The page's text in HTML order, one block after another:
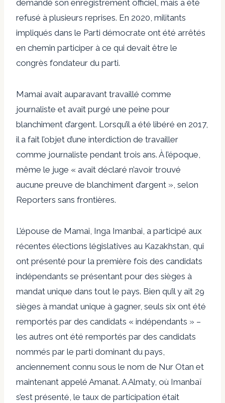
demandé son enregistrement officiel, mais a été
refusé à plusieurs reprises. En 2020, militants
impliqués dans le Parti démocrate ont été arrêtés
en chemin participer à ce qui devait être le
congrès fondateur du parti.
Mamai avait auparavant travaillé comme
journaliste et avait purgé une peine pour
blanchiment d’argent. Lorsqu’il a été libéré en 2017,
il a fait l’objet d’une interdiction de travailler
comme journaliste pendant trois ans. À l’époque,
même le juge « avait déclaré n’avoir trouvé
aucune preuve de blanchiment d’argent », selon
Reporters sans frontières.
L’épouse de Mamai, Inga Imanbai, a participé aux
récentes élections législatives au Kazakhstan, qui
ont présenté pour la première fois des candidats
indépendants se présentant pour des sièges à
mandat unique dans tout le pays. Bien qu’il y ait 29
sièges à mandat unique à gagner, seuls six ont été
remportés par des candidats « indépendants » –
les autres ont été remportés par des candidats
nommés par le parti dominant du pays,
anciennement connu sous le nom de Nur Otan et
maintenant appelé Amanat. A Almaty, où Imanbaï
s’est présenté, le taux de participation était